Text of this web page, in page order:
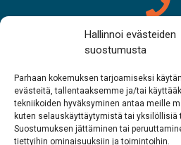
Hallinnoi evästeiden
suostumusta
Parhaan kokemuksen tarjoamiseksi
evästeitä, tallentaaksemme ja/tai
tekniikoiden hyväksyminen antaa meille
kuten selauskäyttäytymistä tai yksilöllisiä
Suostumuksen jättäminen tai
tiettyihin ominaisuuksiin ja toimintoihin.
Puh. 0400
Metsähallituksen